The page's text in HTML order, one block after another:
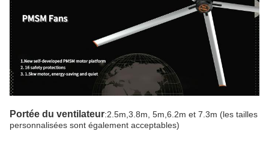
Portée du ventilateur:2.5m,3.8m, 5m,6.2m et 7.3m (les tailles
personnalisées sont également acceptables)